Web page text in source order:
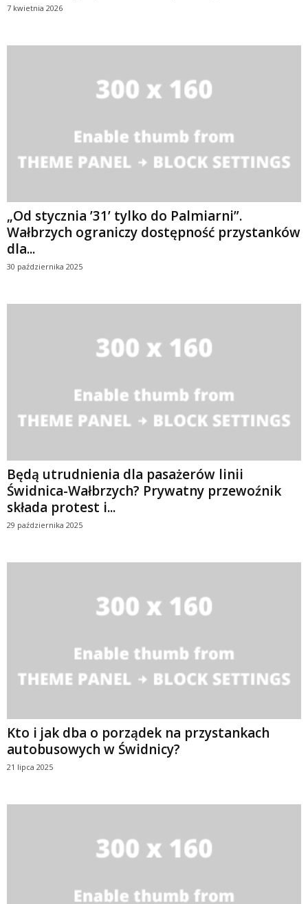
7 kwietnia 2026
„Od stycznia ’31’ tylko do Palmiarni”.
Wałbrzych ograniczy dostępność przystanków
dla...
30 października 2025
Będą utrudnienia dla pasażerów linii
Świdnica-Wałbrzych? Prywatny przewoźnik
składa protest i...
29 października 2025
Kto i jak dba o porządek na przystankach
autobusowych w Świdnicy?
21 lipca 2025